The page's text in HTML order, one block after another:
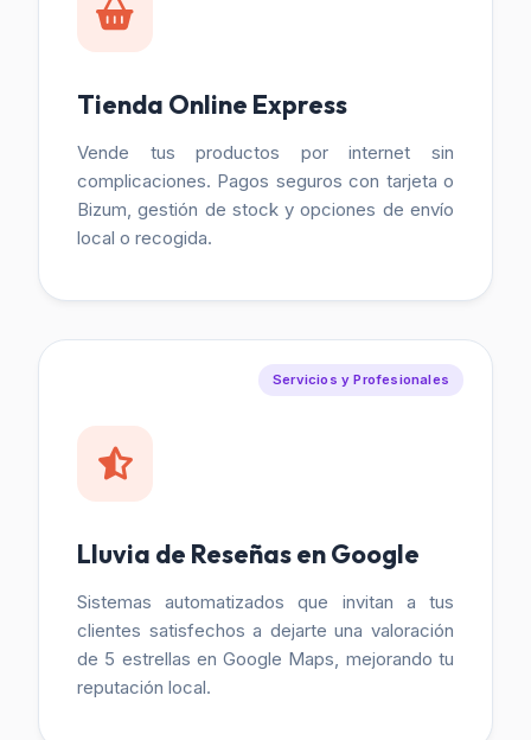
Tienda Online Express
Vende tus productos por internet sin
complicaciones. Pagos seguros con tarjeta o
Bizum, gestión de stock y opciones de envío
local o recogida.
Servicios y Profesionales
Lluvia de Reseñas en Google
Sistemas automatizados que invitan a tus
clientes satisfechos a dejarte una valoración
de 5 estrellas en Google Maps, mejorando tu
reputación local.